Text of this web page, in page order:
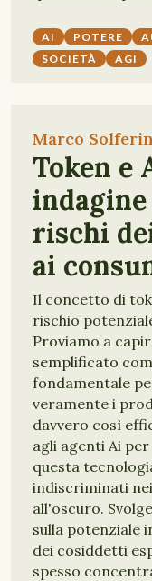
AI POTERE
SOCIETÀ
AGI
Marco
Token e
rischi
ai
Il concetto di
rischio
Proviamo a
semplificato
fondamentale
veramente i
davvero così
agli agenti Ai
questa
indiscriminati
all'oscuro.
sulla potenziale
dei cosiddetti
spesso